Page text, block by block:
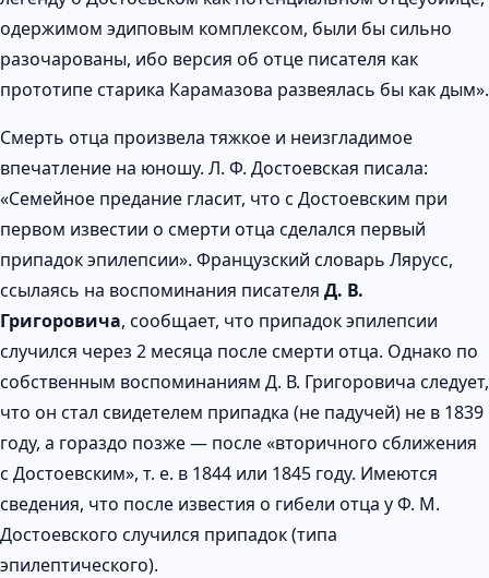
одержимом эдиповым комплексом, были бы сильно
разочарованы, ибо версия об отце писателя как
прототипе старика Карамазова развеялась бы как дым».
Смерть отца произвела тяжкое и неизгладимое
впечатление на юношу. Л. Ф. Достоевская писала:
«Семейное предание гласит, что с Достоевским при
первом известии о смерти отца сделался первый
припадок эпилепсии». Французский словарь Лярусс,
ссылаясь на воспоминания писателя Д. В.
Григоровича, сообщает, что припадок эпилепсии
случился через 2 месяца после смерти отца. Однако по
собственным воспоминаниям Д. В. Григоровича следует,
что он стал свидетелем припадка (не падучей) не в 1839
году, а гораздо позже — после «вторичного сближения
с Достоевским», т. е. в 1844 или 1845 году. Имеются
сведения, что после известия о гибели отца у Ф. М.
Достоевского случился припадок (типа
эпилептического).